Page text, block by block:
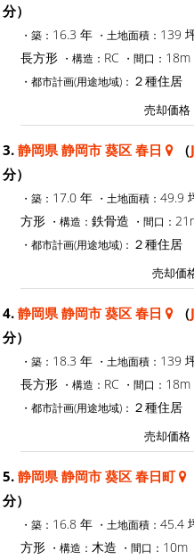
分）
・築： 16.3 年 ・土地面積： 139
長方形 ・構造： RC ・間口： 18m
・都市計画(用途地域)： ２種住居
売却価格
3. 静岡県 静岡市 葵区 春日 （
分）
・築： 17.0 年 ・土地面積： 49.9
方形 ・構造： 鉄骨造 ・間口：
・都市計画(用途地域)： ２種住居
売却価
4. 静岡県 静岡市 葵区 春日 （
分）
・築： 18.3 年 ・土地面積： 139
長方形 ・構造： RC ・間口： 18m
・都市計画(用途地域)： ２種住居
売却価格
5. 静岡県 静岡市 葵区 春日町
分）
・築： 16.8 年 ・土地面積： 45.4
方形 ・構造： 木造 ・間口： 10m